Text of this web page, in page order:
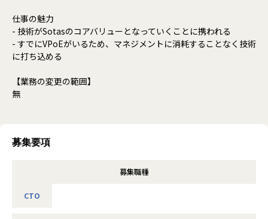
仕事の魅力
- 技術がSotasのコアバリューとなっていくことに携われる
- すでにVPoEがいるため、マネジメントに消耗することなく技術
に打ち込める
【業務の変更の範囲】
無
募集要項
募集職種
CTO